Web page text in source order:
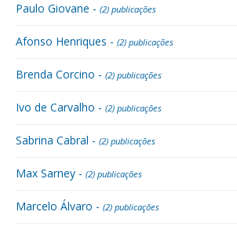
Paulo Giovane - (2) publicações
Afonso Henriques - (2) publicações
Brenda Corcino - (2) publicações
Ivo de Carvalho - (2) publicações
Sabrina Cabral - (2) publicações
Max Sarney - (2) publicações
Marcelo Álvaro - (2) publicações